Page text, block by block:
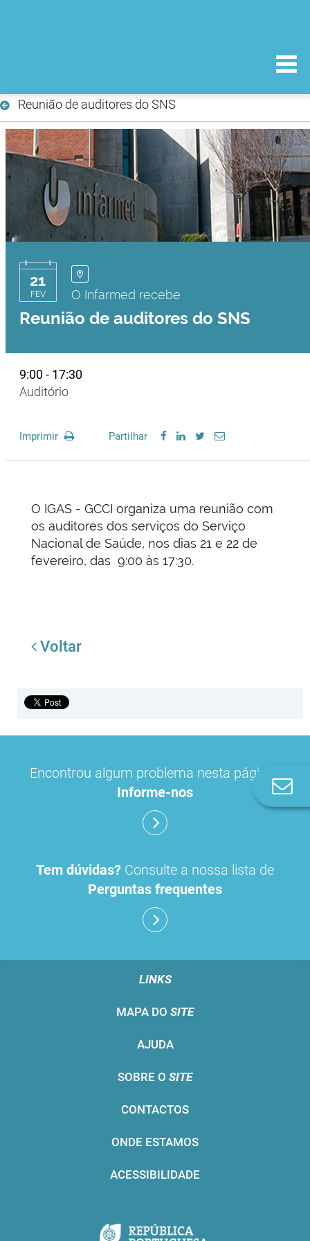
Reunião de auditores do SNS
21
FEV O Infarmed recebe
Reunião de auditores do SNS
9:00 - 17:30
Auditório
Imprimir Partilhar
O IGAS - GCCI organiza uma reunião com
os auditores dos serviços do Serviço
Nacional de Saúde, nos dias 21 e 22 de
fevereiro, das 9:00 às 17:30.
Voltar
Encontrou algum problema nesta página?
Informe-nos
Tem dúvidas? Consulte a nossa lista de
Perguntas frequentes
LINKS
MAPA DO SITE
AJUDA
SOBRE O SITE
CONTACTOS
ONDE ESTAMOS
ACESSIBILIDADE